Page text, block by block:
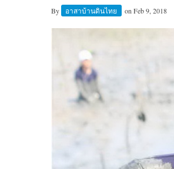
By อาสาบ้านดินไทย on Feb 9, 2018